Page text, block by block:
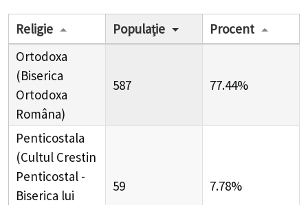
Religie Populație
Procent
Ortodoxa
(Biserica
Ortodoxa
Româna)
587 77.44%
Penticostala
(Cultul Crestin
Penticostal -
Biserica lui
59 7.78%